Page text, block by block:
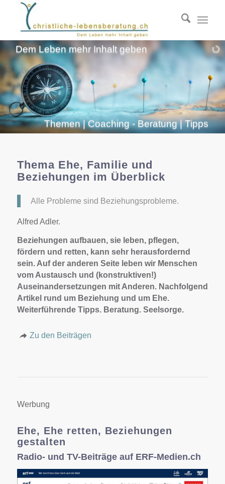
Dem Leben mehr Inhalt geben
Themen | Coaching - Beratung | Tipps
Thema Ehe, Familie und
Beziehungen im Überblick
Alle Probleme sind Beziehungsprobleme.
Alfred Adler.
Beziehungen aufbauen, sie leben, pflegen,
fördern und retten, kann sehr herausfordernd
sein. Auf der anderen Seite leben wir Menschen
vom Austausch und (konstruktiven!)
Auseinandersetzungen mit Anderen. Nachfolgend
Artikel rund um Beziehung und um Ehe.
Weiterführende Tipps. Beratung. Seelsorge.
Zu den Beiträgen
Werbung
Ehe, Ehe retten, Beziehungen
gestalten
Radio- und TV-Beiträge auf ERF-Medien.ch